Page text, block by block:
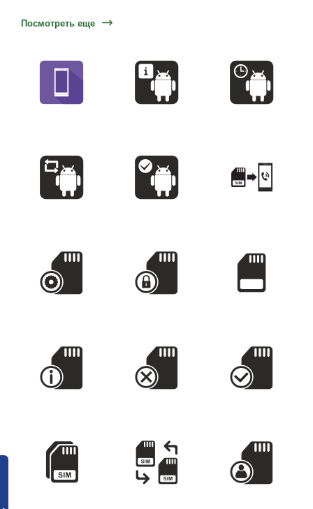
Посмотреть еще